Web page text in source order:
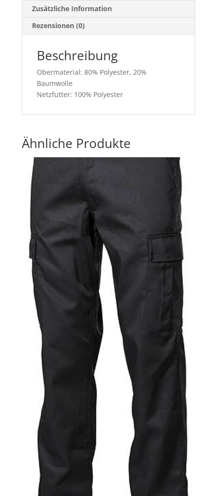
Zusätzliche Information
Rezensionen (0)
Beschreibung
Obermaterial: 80% Polyester, 20%
Baumwolle
Netzfutter: 100% Polyester
Ähnliche Produkte